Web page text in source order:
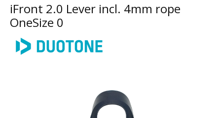
iFront 2.0 Lever incl. 4mm rope
OneSize 0